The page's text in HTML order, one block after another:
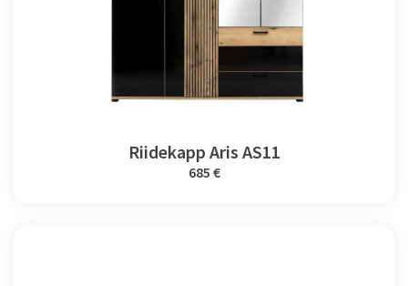
Riidekapp Aris AS11
685 €